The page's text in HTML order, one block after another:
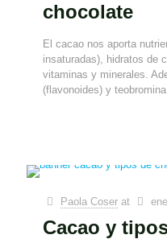
chocolate
El cacao nos aporta
insaturadas), hidratos de
vitaminas y minerales.
(flavonoides) y
Paola Coser at
Cacao y